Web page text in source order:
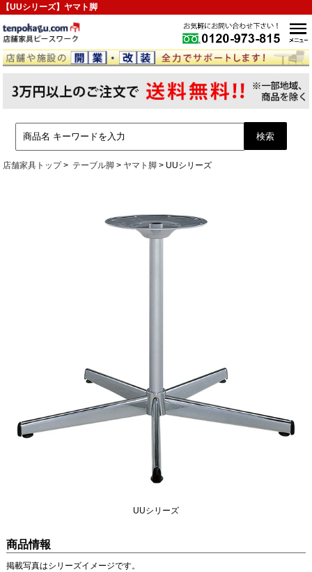
【UUシリーズ】ヤマト脚
店舗家具トップ テーブル脚 ヤマト脚 UUシリーズ
UUシリーズ
商品情報
掲載写真はシリーズイメージです。